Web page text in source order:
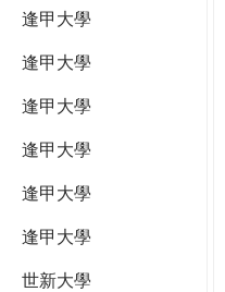
逢甲大學
逢甲大學
逢甲大學
逢甲大學
逢甲大學
逢甲大學
世新大學